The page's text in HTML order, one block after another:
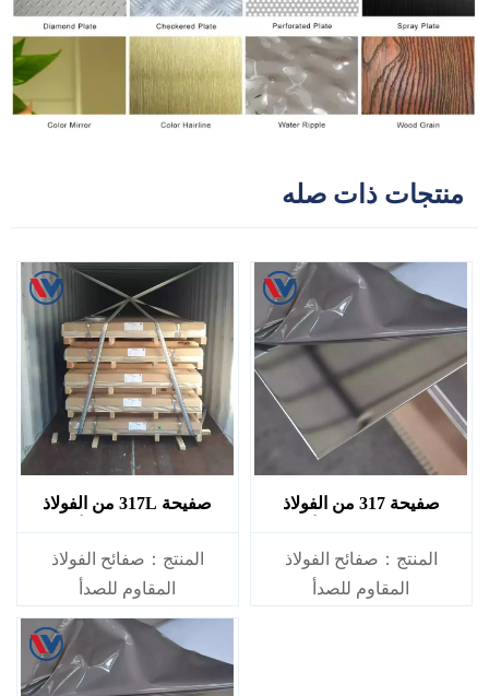
منتجات ذات صله
صفيحة 317L من الفولاذ
المنتج：صفائح الفولاذ
المقاوم للصدأ
المعيار: JIS، AISI، ASTM،
GB، DIN، EN، إلخ.
صفيحة 317 من الفولاذ
المنتج：صفائح الفولاذ
المقاوم للصدأ